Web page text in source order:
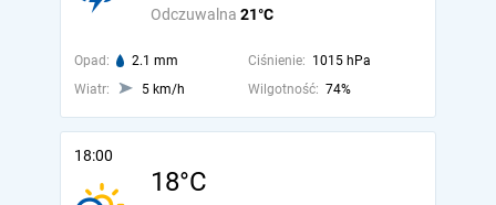
Odczuwalna 21°C
Opad: 2.1 mm Ciśnienie: 1015 hPa
Wiatr:
5 km/h Wilgotność: 74%
18:00
18°C